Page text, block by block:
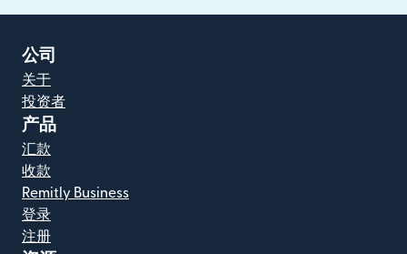
公司
关于
投资者
产品
汇款
收款
Remitly Business
登录
注册